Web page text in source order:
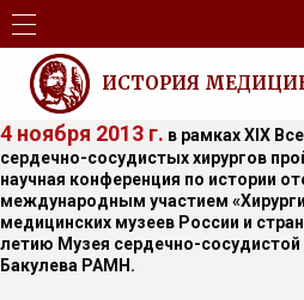
ИСТОРИЯ
4 ноября 2013 г. в рамках XIX
сердечно-сосудистых хирургов
научная конференция по истории
международным участием
медицинских музеев России и
летию Музея сердечно-
Бакулева РАМН.